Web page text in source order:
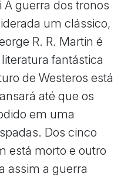
A guerra dos tronos
um clássico,
R. R. Martin é
fantástica
de Westeros está
até que os
em uma
Dos cinco
está morto e outro
assim a guerra